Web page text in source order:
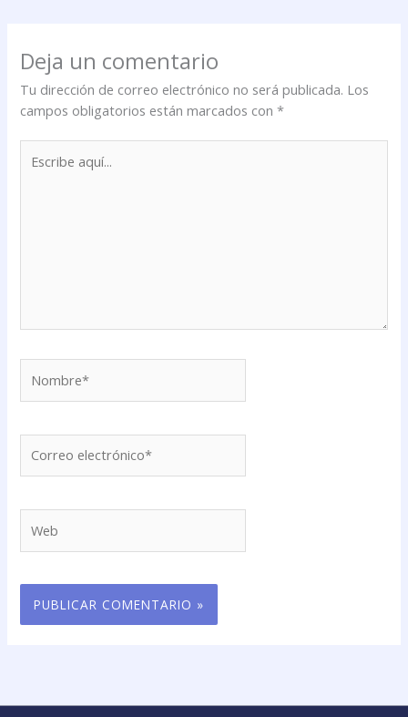
Deja un comentario
Tu dirección de correo electrónico no será publicada. Los
campos obligatorios están marcados con*
aquí...
electrónico*